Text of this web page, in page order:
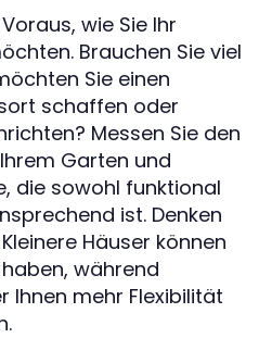
wie Sie Ihr
Brauchen Sie viel
Sie einen
schaffen oder
Messen Sie den
Garten und
die sowohl funktional
ist. Denken
Häuser können
während
Ihnen mehr Flexibilität